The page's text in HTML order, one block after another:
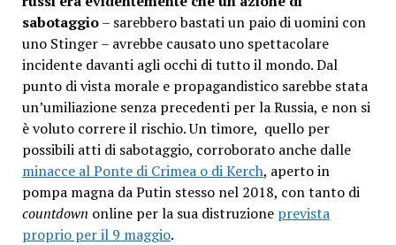
sabotaggio– sarebbero bastati un paio di uomini con
uno Stinger – avrebbe causato uno spettacolare
incidente davanti agli occhi di tutto il mondo. Dal
punto di vista morale e propagandistico sarebbe stata
un’umiliazione senza precedenti per la Russia, e non si
è voluto correre il rischio. Un timore, quello per
possibili atti di sabotaggio, corroborato anche dalle
minacce al Ponte di Crimea o di Kerch, aperto in
pompa magna da Putin stesso nel 2018, con tanto di
countdown online per la sua distruzione prevista
proprio per il 9 maggio.